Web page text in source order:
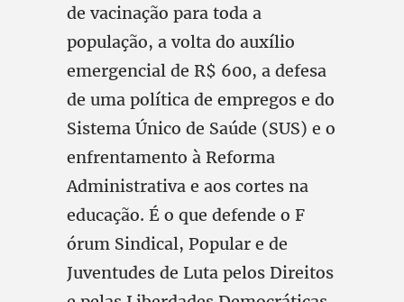
de vacinação para toda a
população, a volta do auxílio
emergencial de R$ 600, a defesa
de uma política de empregos e do
Sistema Único de Saúde (SUS) e o
enfrentamento à Reforma
Administrativa e aos cortes na
educação. É o que defende o F​​
órum Sindical, Popular e de
Juventudes de Luta pelos Direitos